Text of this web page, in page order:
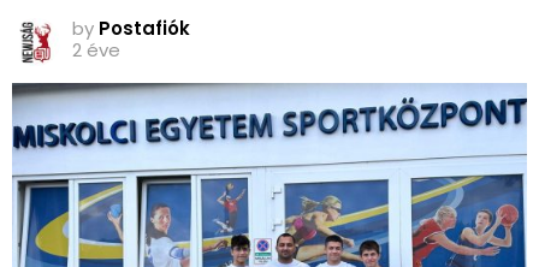
by Postafiók
2 éve